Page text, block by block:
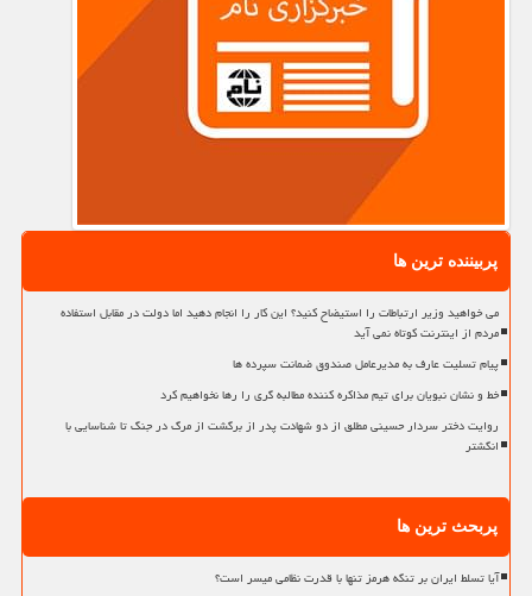
پربیننده ترین ها
می خواهید وزیر ارتباطات را استیضاح کنید؟ این کار را انجام دهید اما دولت در مقابل استفاده
مردم از اینترنت کوتاه نمی آید
پیام تسلیت عارف به مدیرعامل صندوق ضمانت سپرده ها
خط و نشان نبویان برای تیم مذاکره کننده مطالبه گری را رها نخواهیم کرد
روایت دختر سردار حسینی مطلق از دو شهادت پدر از برگشت از مرگ در جنگ تا شناسایی با
انگشتر
پربحث ترین ها
آیا تسلط ایران بر تنگه هرمز تنها با قدرت نظامی میسر است؟